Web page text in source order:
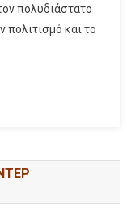
πολυδιάστατο
πολιτισμό και το